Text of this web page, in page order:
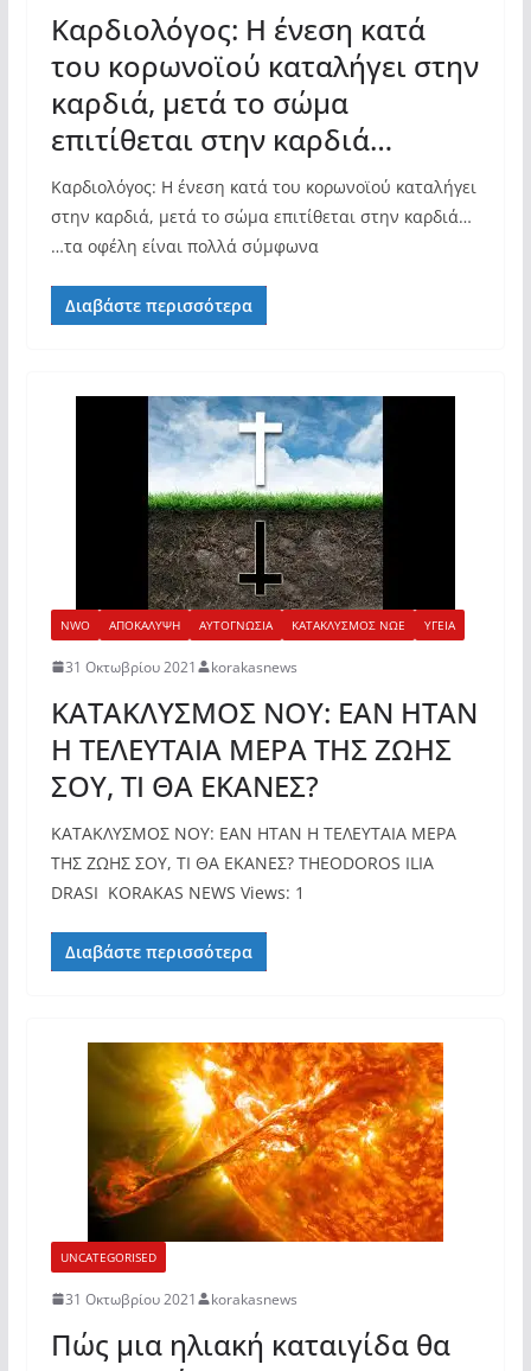
Καρδιολόγος: Η ένεση κατά
του κορωνοϊού καταλήγει στην
καρδιά, μετά το σώμα
επιτίθεται στην καρδιά…
Καρδιολόγος: Η ένεση κατά του κορωνοϊού καταλήγει
στην καρδιά, μετά το σώμα επιτίθεται στην καρδιά…
…τα οφέλη είναι πολλά σύμφωνα
Διαβάστε περισσότερα
NWO ΑΠΟΚΑΛΥΨΗ ΑΥΤΟΓΝΩΣΙΑ ΚΑΤΑΚΛΥΣΜΟΣ ΝΩΕ ΥΓΕΙΑ
31 Οκτωβρίου 2021 korakasnews
ΚΑΤΑΚΛΥΣΜΟΣ ΝΟΥ: ΕΑΝ ΗΤΑΝ
Η ΤΕΛΕΥΤΑΙΑ ΜΕΡΑ ΤΗΣ ΖΩΗΣ
ΣΟΥ, ΤΙ ΘΑ ΕΚΑΝΕΣ?
ΚΑΤΑΚΛΥΣΜΟΣ ΝΟΥ: ΕΑΝ ΗΤΑΝ Η ΤΕΛΕΥΤΑΙΑ ΜΕΡΑ
ΤΗΣ ΖΩΗΣ ΣΟΥ, ΤΙ ΘΑ ΕΚΑΝΕΣ? THEODOROS ILIA
DRASI KORAKAS NEWS Views: 1
Διαβάστε περισσότερα
UNCATEGORISED
31 Οκτωβρίου 2021 korakasnews
Πώς μια ηλιακή καταιγίδα θα